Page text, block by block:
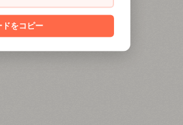
ドをコピー